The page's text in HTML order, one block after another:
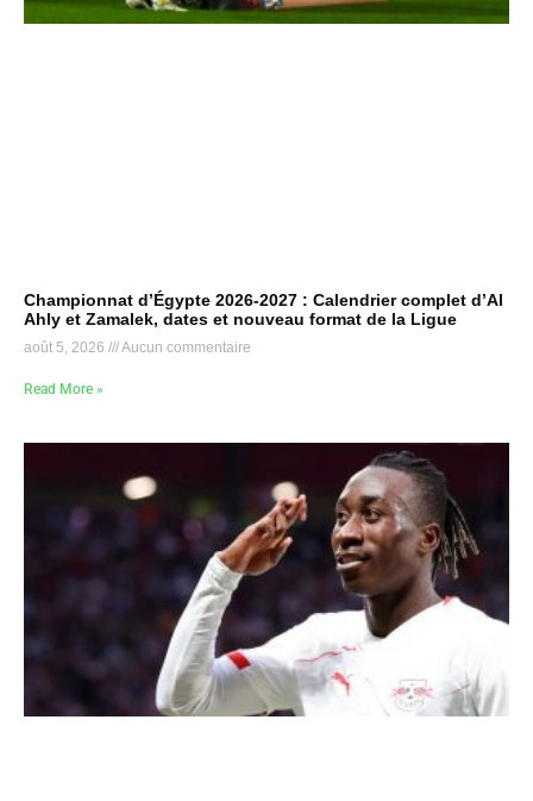
Championnat d’Égypte 2026-2027 : Calendrier complet d’Al
Ahly et Zamalek, dates et nouveau format de la Ligue
août 5, 2026 Aucun commentaire
Read More »